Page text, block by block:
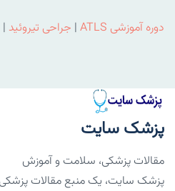
دوره آموزشی ATLS | جراحی تیروئید |
پزشک سایت
مقالات پزشکی، سلامت و آموزش
پزشک سایت، یک منبع مقالات